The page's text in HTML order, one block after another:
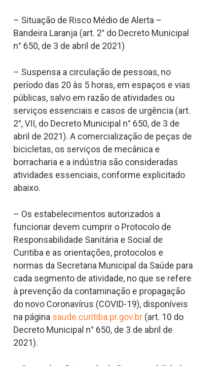
– Situação de Risco Médio de Alerta –
Bandeira Laranja (art. 2° do Decreto Municipal
n° 650, de 3 de abril de 2021)
– Suspensa a circulação de pessoas, no
período das 20 às 5 horas, em espaços e vias
públicas, salvo em razão de atividades ou
serviços essenciais e casos de urgência (art.
2°, VII, do Decreto Municipal n° 650, de 3 de
abril de 2021). A comercialização de peças de
bicicletas, os serviços de mecânica e
borracharia e a indústria são consideradas
atividades essenciais, conforme explicitado
abaixo.
– Os estabelecimentos autorizados a
funcionar devem cumprir o Protocolo de
Responsabilidade Sanitária e Social de
Curitiba e as orientações, protocolos e
normas da Secretaria Municipal da Saúde para
cada segmento de atividade, no que se refere
à prevenção da contaminação e propagação
do novo Coronavírus (COVID-19), disponíveis
na página saude.curitiba.pr.gov.br(art. 10 do
Decreto Municipal n° 650, de 3 de abril de
2021).